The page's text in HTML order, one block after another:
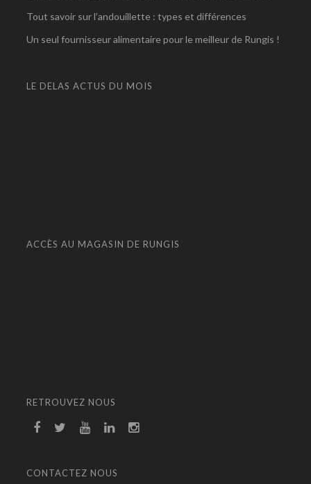
Tout savoir sur l’andouillette : types et différences
Un seul fournisseur alimentaire pour le meilleur de Rungis !
LE DELAS ACTUS DU MOIS
ACCÈS AU MAGASIN DE RUNGIS
RETROUVEZ NOUS
CONTACTEZ NOUS